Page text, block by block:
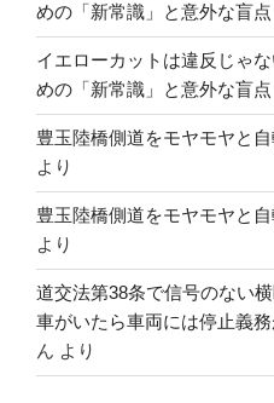
めの「新常識」と意外な盲点
イエローカットは違反じゃ
めの「新常識」と意外な盲点
豊玉陸橋側道をモヤモヤと
より
豊玉陸橋側道をモヤモヤと
より
道交法第38条で信号のない
車がいたら車両には停止義
ん より